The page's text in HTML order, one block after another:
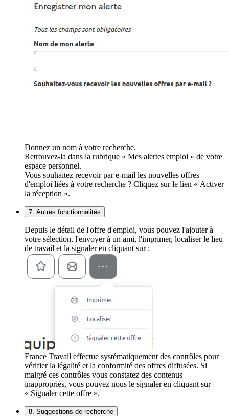
Donnez un nom à votre recherche.
Retrouvez-la dans la rubrique « Mes alertes emploi » de votre
espace personnel.
Vous souhaitez recevoir par e-mail les nouvelles offres
d'emploi liées à votre recherche ? Cliquez sur le lien « Activer
la réception ».
7. Autres fonctionnalités
Depuis le détail de l'offre d'emploi, vous pouvez l'ajouter à
votre sélection, l'envoyer à un ami, l'imprimer, localiser le lieu
de travail et la signaler en cliquant sur :
France Travail effectue systématiquement des contrôles pour
vérifier la légalité et la conformité des offres diffusées. Si
malgré ces contrôles vous constatez des contenus
inappropriés, vous pouvez nous le signaler en cliquant sur
« Signaler cette offre ».
8. Suggestions de recherche